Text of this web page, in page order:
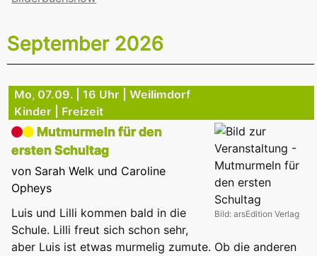
September 2026
Mo, 07.09. | 16 Uhr | Weilimdorf
Kinder | Freizeit
Bild: arsEdition Verlag
Mutmurmeln für den
ersten Schultag
von Sarah Welk und Caroline
Opheys
Luis und Lilli kommen bald in die
Schule. Lilli freut sich schon sehr,
aber Luis ist etwas murmelig zumute. Ob die anderen